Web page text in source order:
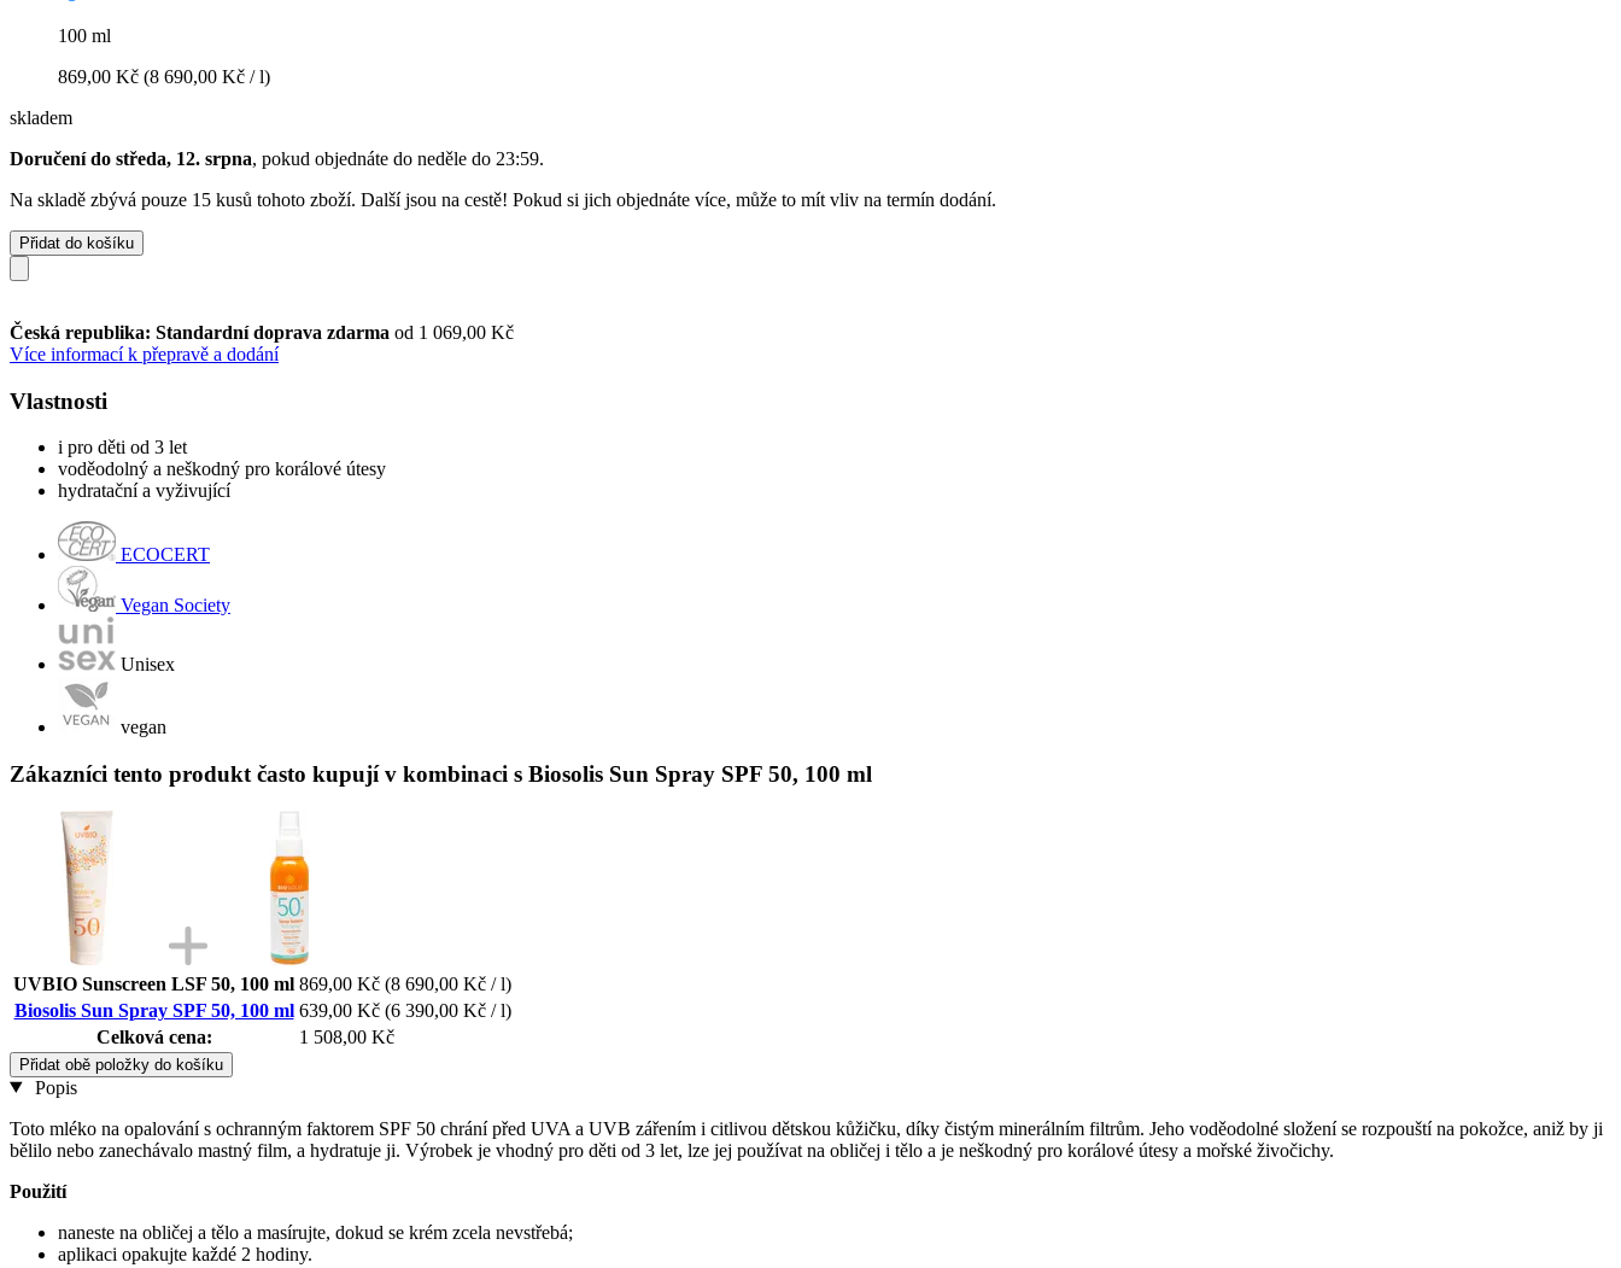
100 ml
869,00 Kč (8 690,00 Kč / l)
skladem
Doručení do středa, 12. srpna, pokud objednáte do neděle do 23:59.
Na skladě zbývá pouze 15 kusů tohoto zboží. Další jsou na cestě! Pokud si jich objednáte více, může to mít vliv na termín dodání.
Přidat do košíku
Česká republika: Standardní doprava zdarma od 1 069,00 Kč
Více informací k přepravě a dodání
Vlastnosti
i pro děti od 3 let
voděodolný a neškodný pro korálové útesy
hydratační a vyživující
ECOCERT
Vegan Society
Unisex
vegan
Zákazníci tento produkt často kupují v kombinaci s Biosolis Sun Spray SPF 50, 100 ml
UVBIO Sunscreen LSF 50, 100 ml 869,00 Kč (8 690,00 Kč / l)
Biosolis Sun Spray SPF 50, 100 ml 639,00 Kč (6 390,00 Kč / l)
Celková cena:
1 508,00 Kč
Přidat obě položky do košíku
Popis
Toto mléko na opalování s ochranným faktorem SPF 50 chrání před UVA a UVB zářením i citlivou dětskou kůžičku, díky čistým minerálním filtrům. Jeho voděodolné složení se rozpouští na pokožce, aniž by ji
bělilo nebo zanechávalo mastný film, a hydratuje ji. Výrobek je vhodný pro děti od 3 let, lze jej používat na obličej i tělo a je neškodný pro korálové útesy a mořské živočichy.
Použití
naneste na obličej a tělo a masírujte, dokud se krém zcela nevstřebá;
aplikaci opakujte každé 2 hodiny.